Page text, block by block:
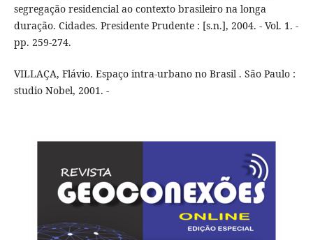
segregação residencial ao contexto brasileiro na longa
duração. Cidades. Presidente Prudente : [s.n.], 2004. - Vol. 1. -
pp. 259-274.
VILLAÇA, Flávio. Espaço intra-urbano no Brasil . São Paulo :
studio Nobel, 2001. -